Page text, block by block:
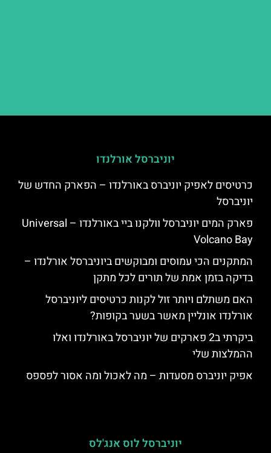
יוניברסל אורלנדו
כרטיסים לאפיק יוניברס באורלנדו – הפארק החדש של
יוניברסל
פארק המים יוניברסל וולקנו ביי באורלנדו – Universal
Volcano Bay
המתקנים הכי עמוסים ומבוקשים ביוניברסל אורלנדו –
בדיקה בזמן אמת של תורים לכל מתקן
האם משתלם ויותר זול לקנות כרטיסים ליוניברסל
אורלנדו אונליין מאשר בשער בקופות?
ביקרתי ב2 פארקים של יוניברסל באורלנדו ואלו
ההמלצות שלי
אפיק יוניברס מסעדות – מה לאכול ומה אסור לפספס
יוניברסל לוס אנג'לס